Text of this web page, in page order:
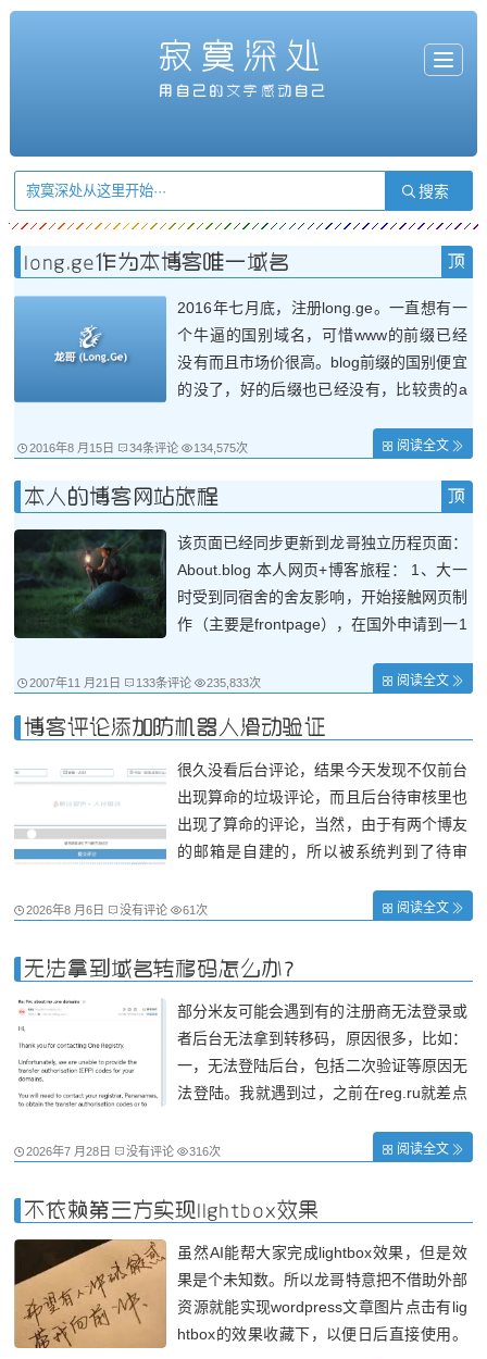
T
o
a
t
i
o
寂寞深处
用自己的文字感动自己
long.ge作为本博客唯一域名
2016年七月底，注册long.ge。一直想有一
个牛逼的国别域名，可惜www的前缀已经
没有而且市场价很高。blog前缀的国别便宜
的没了，好的后缀也已经没有，比较贵的a
但是没特点，域名很难起名，主要是太贵。
对应有中英意思，所以这前缀很热门，查询
2016年8 月15日 34条评论 134,575次 阅读全文
本人的博客网站旅程
该页面已经同步更新到龙哥独立历程页面：
About.blog 本人网页+博客旅程： 1、大一
时受到同宿舍的舍友影响，开始接触网页制
作（主要是frontpage），在国外申请到一1
全部关于徐志摩的，结果被高中同学说不知
页。。。。。，但是还是很高兴的，因为我
真正地接
2007年11 月21日 133条评论 235,833次 阅读全文
博客评论添加防机器人滑动验证
很久没看后台评论，结果今天发现不仅前台
出现算命的垃圾评论，而且后台待审核里也
出现了算命的评论，当然，由于有两个博友
的邮箱是自建的，所以被系统判到了待审
后台评论屏蔽里添加了那两个垃圾评论的i
置里。 问了下AI，目前支持国内的评论防
机
2026年8 月6日 没有评论 61次 阅读全文
无法拿到域名转移码怎么办？
部分米友可能会遇到有的注册商无法登录或
者后台无法拿到转移码，原因很多，比如：
一，无法登陆后台，包括二次验证等原因无
法登陆。我就遇到过，之前在reg.ru就差点
的惊险域名转移旅程》。方法里面也有。
地方，这种一般需要发工单或者邮件
2026年7 月28日 没有评论 316次 阅读全文
不依赖第三方实现lightbox效果
虽然AI能帮大家完成lightbox效果，但是效
果是个未知数。所以龙哥特意把不借助外部
资源就能实现wordpress文章图片点击有lig
htbox的效果收藏下，以便日后直接使用。